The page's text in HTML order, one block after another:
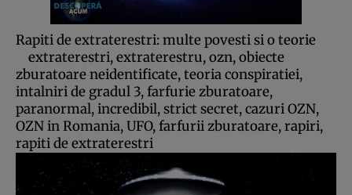
Rapiti de extraterestri: multe povesti si o teorie
extraterestri, extraterestru, ozn, obiecte
zburatoare neidentificate, teoria conspiratiei,
intalniri de gradul 3, farfurie zburatoare,
paranormal, incredibil, strict secret, cazuri OZN,
OZN in Romania, UFO, farfurii zburatoare, rapiri,
rapiti de extraterestri